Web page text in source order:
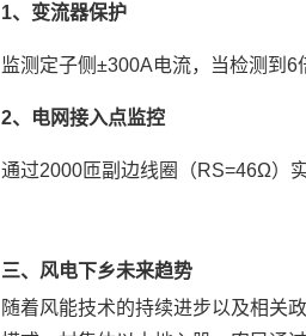
1、 变流器保护
监测定子侧±300A电流，当检测到6
2、 电网接入点监控
通过2000匝副边线圈（RS=46Ω）
三、 风电下乡未来趋势
随着风能技术的持续进步以及相关